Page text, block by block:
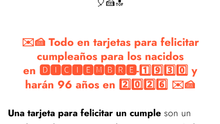
✉️🍰 Todo en tarjetas para felicitar
cumpleaños para los nacidos
en 🅳🅸🅲🅸🅴🅼🅱🆁🅴-1️⃣9️⃣3️⃣0️⃣ y
harán 96 años en 2️⃣0️⃣2️⃣6️⃣ ✉️🍰
Una tarjeta para felicitar un cumple son un